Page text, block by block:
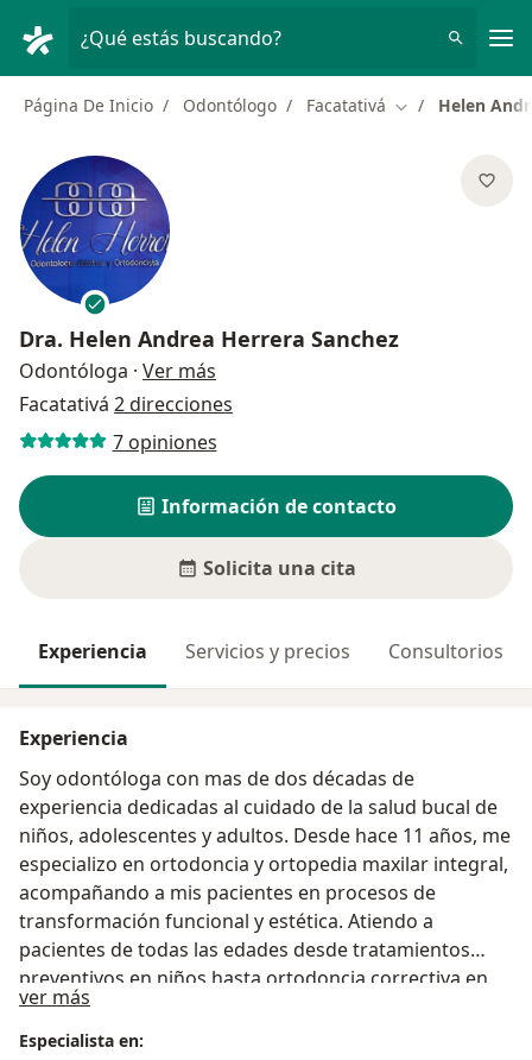
¿Qué estás buscando?
Página De Inicio Odontólogo Facatativá Cambiar de
Helen
Dra. Helen Andrea Herrera Sanchez
Odontóloga · Ver más
Facatativá 2 direcciones
7 opiniones
Información de contacto
Solicita una cita
Experiencia Servicios y precios Consultorios
Experiencia
Soy odontóloga con mas de dos décadas de
experiencia dedicadas al cuidado de la salud bucal de
niños, adolescentes y adultos. Desde hace 11 años, me
especializo en ortodoncia y ortopedia maxilar integral,
acompañando a mis pacientes en procesos de
transformación funcional y estética. Atiendo a
pacientes de todas las edades desde tratamientos
preventivos en niños hasta ortodoncia correctiva en
adultos.
ver más
Especialista en: